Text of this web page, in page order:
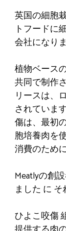
英国の細胞
トフードに
会社になり
植物ベース
共同で制作
リースは、
されています
傷は、最初
胞培養肉を
消費のため
Meatlyの創
ました に そ
ひよこ咬傷